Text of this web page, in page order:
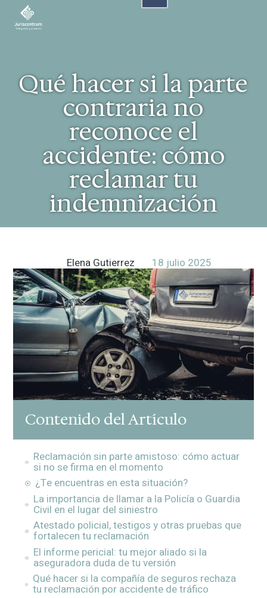
Qué hacer si la parte
contraria no
reconoce el
accidente: cómo
reclamar tu
indemnización
Elena Gutierrez 18 julio 2025
Contenido del Artículo
Reclamación sin parte amistoso: cómo actuar
si no se firma en el momento
¿Te encuentras en esta situación?
La importancia de llamar a la Policía o Guardia
Civil en el lugar del siniestro
Atestado policial, testigos y otras pruebas que
fortalecen tu reclamación
El informe pericial: tu mejor aliado si la
aseguradora duda de tu versión
Qué hacer si la compañía de seguros rechaza
tu reclamación por accidente de tráfico